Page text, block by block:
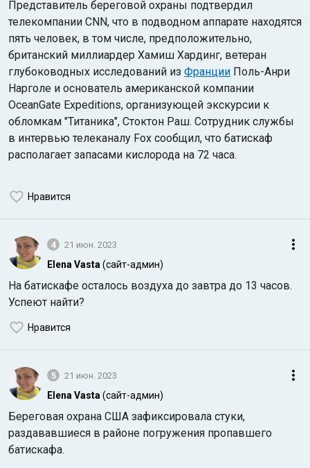
Представитель береговой охраны подтвердил
телекомпании CNN, что в подводном аппарате находятся
пять человек, в том числе, предположительно,
британский миллиардер Хамиш Хардинг, ветеран
глубоководных исследований из Франции Поль-Анри
Нарголе и основатель американской компании
OceanGate Expeditions, организующей экскурсии к
обломкам "Титаника", Стоктон Раш. Сотрудник службы
в интервью телеканалу Fox сообщил, что батискаф
располагает запасами кислорода на 72 часа.
Нравится
4 21 июн. 2023
Elena Vasta (сайт-админ)
На батискафе осталось воздуха до завтра до 13 часов.
Успеют найти?
Нравится
5 21 июн. 2023
Elena Vasta (сайт-админ)
Береговая охрана США зафиксировала стуки,
раздававшиеся в районе погружения пропавшего
батискафа.